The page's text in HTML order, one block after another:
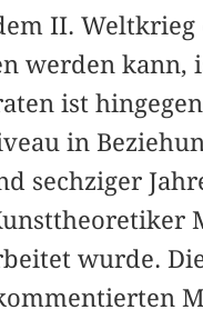
II.
werden kann,
ist
in
sechziger
wurde.